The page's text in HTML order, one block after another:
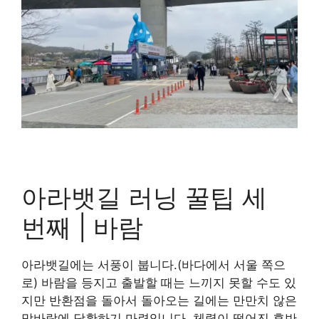
아라뱃길 러닝 꿀팁 세
번째 | 바람
아라뱃길에는 서풍이 붑니다.(바다에서 서울 쪽으
로) 바람을 등지고 출발할 때는 느끼지 못할 수도 있
지만 반환점을 돌아서 돌아오는 길에는 만만치 않은